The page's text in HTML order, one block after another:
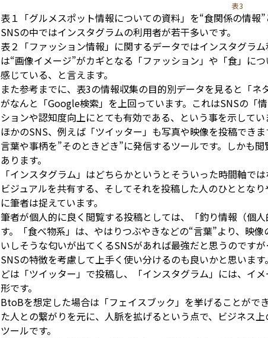
表3
表１「グルメスポット情報についての資料」を“食関係の情報
SNSの中ではインスタグラムの利用者が若干多いです。
表２「ファッション情報」に関するデータではインスタグラ
は“画像イメージ”がカギとなる「ファッション」や「食」に
感じている、と言えます。
また参考までに、表3の情報収集の目的別データを見ると「
がなんと「Google検索」を上回っています。これはSNSの「
ションや認知度向上にとても有効である、という事を示してい
ほかのSNS、例えば「ツイッター」も写真や映像を投稿でき
言葉や事柄を”そのときどき”に発信するツールです。しかも
あります。
「インスタグラム」はどちらかというとそういった時間軸で
ビジュアルを共有する、そしてそれを投稿した人のひととな
に筆者は捉えています。
筆者が個人的に良く閲覧する投稿としては、「釣り情報（個
す。「食べ物系」は、やはりつぶやきなどの“言葉”より、映
いしそうな匂いが出てくるSNSがあれば最強だと思うのですが
SNSの特徴を考慮して上手く使い分けるのも良いかと思いま
どは「ツイッター」で投稿し、「インスタグラム」には、イ
形です。
BtoBを想定した場合は「フェイスブック」を挙げることがで
た人との繋がりを元に、人脈を拡げるという点で、ビジネス
ツールです。